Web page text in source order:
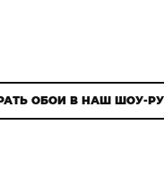
ОБОИ В НАШ ШОУ-